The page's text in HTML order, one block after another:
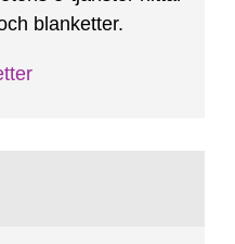
blanketter.